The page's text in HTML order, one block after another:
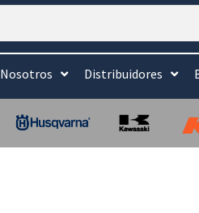
Nosotros Distribuidores